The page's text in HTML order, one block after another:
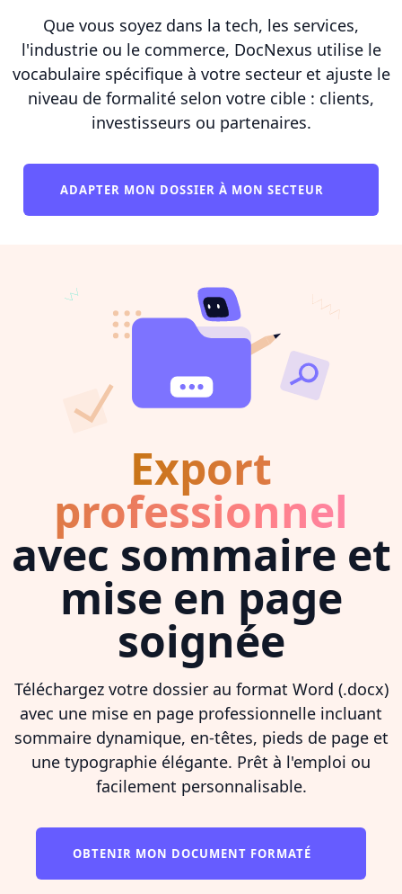
Que vous soyez dans la tech, les services,
l'industrie ou le commerce, DocNexus utilise le
vocabulaire spécifique à votre secteur et ajuste le
niveau de formalité selon votre cible : clients,
investisseurs ou partenaires.
ADAPTER MON DOSSIER À MON SECTEUR
Export
professionnel
avec sommaire et
mise en page
soignée
Téléchargez votre dossier au format Word (.docx)
avec une mise en page professionnelle incluant
sommaire dynamique, en-têtes, pieds de page et
une typographie élégante. Prêt à l'emploi ou
facilement personnalisable.
OBTENIR MON DOCUMENT FORMATÉ